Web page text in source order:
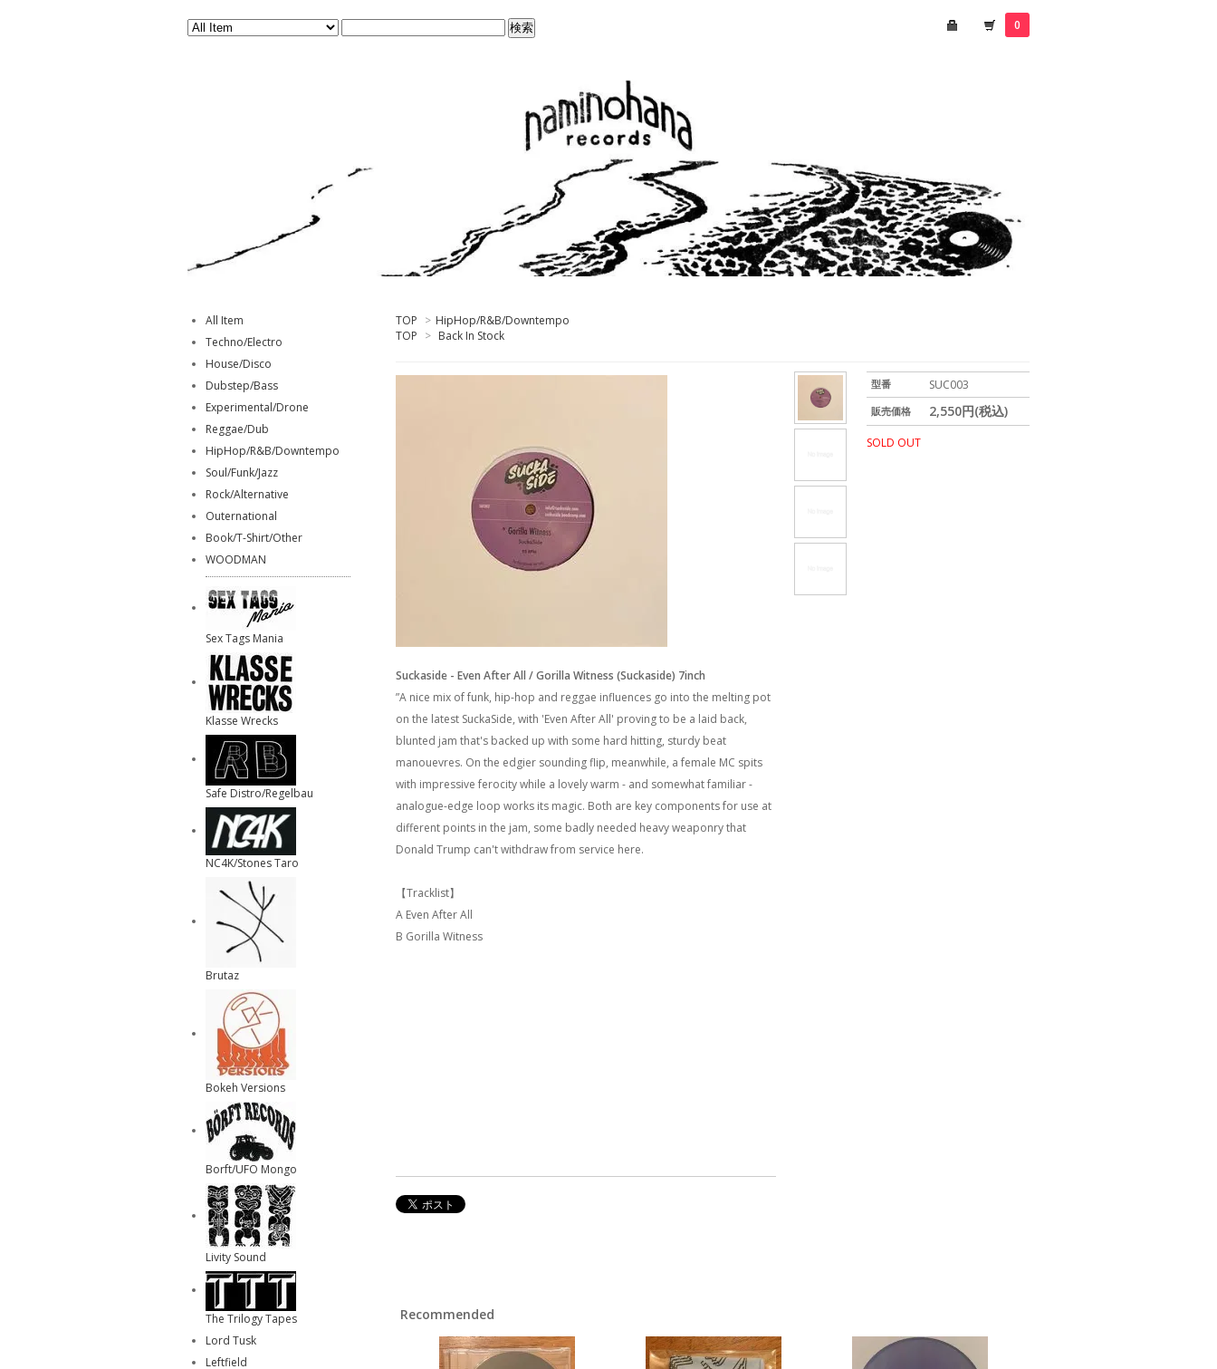
0
TOP > HipHop/R&B/Downtempo
TOP > Back In Stock
型番 SUC003
販売価格 2,550円(税込)
SOLD OUT
Suckaside - Even After All / Gorilla Witness (Suckaside) 7inch
”A nice mix of funk, hip-hop and reggae influences go into the melting pot
on the latest SuckaSide, with 'Even After All' proving to be a laid back,
blunted jam that's backed up with some hard hitting, sturdy beat
manouevres. On the edgier sounding flip, meanwhile, a female MC spits
with impressive ferocity while a lovely warm - and somewhat familiar -
analogue-edge loop works its magic. Both are key components for use at
different points in the jam, some badly needed heavy weaponry that
Donald Trump can't withdraw from service here.
【Tracklist】
A Even After All
B Gorilla Witness
Recommended
All Item
Techno/Electro
House/Disco
Dubstep/Bass
Experimental/Drone
Reggae/Dub
HipHop/R&B/Downtempo
Soul/Funk/Jazz
Rock/Alternative
Outernational
Book/T-Shirt/Other
WOODMAN
Sex Tags Mania
Klasse Wrecks
Safe Distro/Regelbau
NC4K/Stones Taro
Brutaz
Bokeh Versions
Borft/UFO Mongo
Livity Sound
The Trilogy Tapes
Lord Tusk
Leftfield